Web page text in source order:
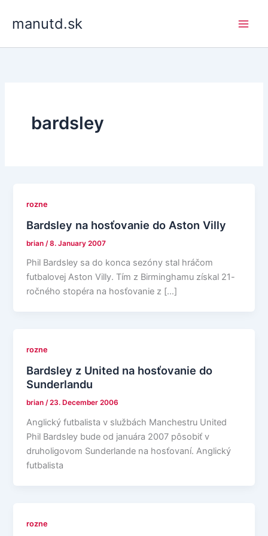
manutd.sk
bardsley
rozne
Bardsley na hosťovanie do Aston Villy
brian /8. January 2007
Phil Bardsley sa do konca sezóny stal hráčom
futbalovej Aston Villy. Tím z Birminghamu získal 21-
ročného stopéra na hosťovanie z […]
rozne
Bardsley z United na hosťovanie do
Sunderlandu
brian/23. December 2006
Anglický futbalista v službách Manchestru United
Phil Bardsley bude od januára 2007 pôsobiť v
druholigovom Sunderlande na hosťovaní. Anglický
futbalista
rozne